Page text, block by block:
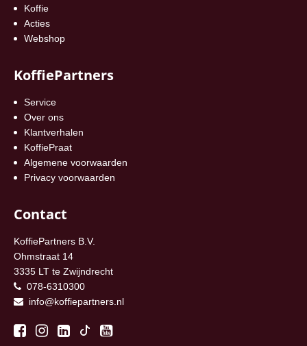
Koffie
Acties
Webshop
KoffiePartners
Service
Over ons
Klantverhalen
KoffiePraat
Algemene voorwaarden
Privacy voorwaarden
Contact
KoffiePartners B.V.
Ohmstraat 14
3335 LT te Zwijndrecht
078-6310300
info@koffiepartners.nl